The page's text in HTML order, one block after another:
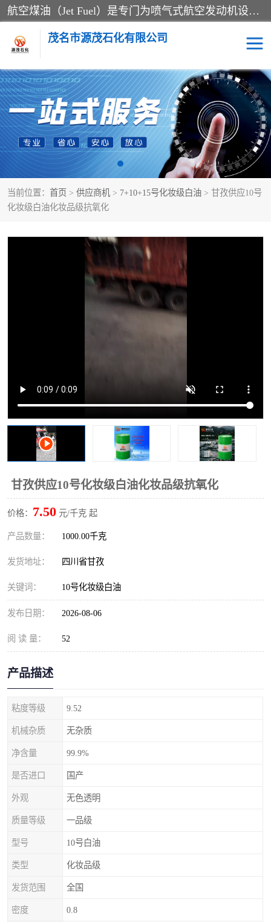
航空煤油（Jet Fuel）是专门为喷气式航空发动机设计的高纯度燃料，主要分为Jet A、Jet A-1和Jet B等类型。其特点是闪点高、低温流动性好，并添加了抗静电剂和抗氧化剂以确保飞行安全。航空煤油需
茂名市源茂石化有限公司
当前位置： 首页 > 供应商机 > 7+10+15号化妆级白油 > 甘孜供应10号
化妆级白油化妆品级抗氧化
甘孜供应10号化妆级白油化妆品级抗氧化
价格： 7.50 元/千克 起
产品数量： 1000.00千克
发货地址： 四川省甘孜
关键词： 10号化妆级白油
发布日期： 2026-08-06
阅 读 量： 52
产品描述
粘度等级 9.52
机械杂质 无杂质
净含量 99.9%
是否进口 国产
外观 无色透明
质量等级 一品级
型号 10号白油
类型 化妆品级
发货范围 全国
密度 0.8
RP3航空煤油 D20+D30溶剂油
D40+D60溶剂油 D80+D100溶剂油
6号+120号溶剂油 260号溶剂油
异构烷烃 天然乳胶
26+32号化妆级白油 46+68号化妆级白油